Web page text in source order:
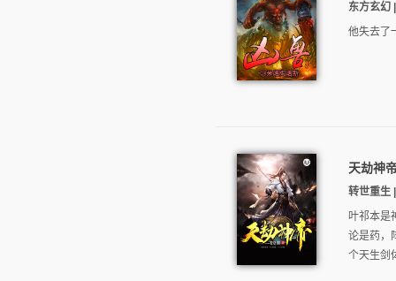
东方玄幻
他失去了
天劫神
转世重生
叶祁本是
论是药，
个天生剑